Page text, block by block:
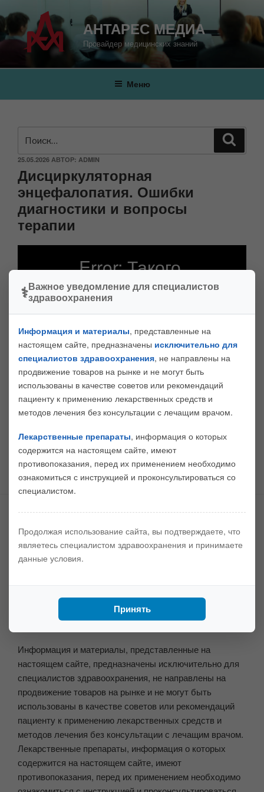
Важное уведомление для специалистов
здравоохранения
Информация и материалы, представленные на
настоящем сайте, предназначены исключительно для
специалистов здравоохранения, не направлены на
продвижение товаров на рынке и не могут быть
использованы в качестве советов или рекомендаций
пациенту к применению лекарственных средств и
методов лечения без консультации с лечащим врачом.
Лекарственные препараты, информация о которых
содержится на настоящем сайте, имеют
противопоказания, перед их применением необходимо
ознакомиться с инструкцией и проконсультироваться со
специалистом.
Продолжая использование сайта, вы подтверждаете, что
являетесь специалистом здравоохранения и принимаете
данные условия.
Принять
АНТАРЕС МЕДИА
Провайдер медицинских знаний
Меню
25.05.2026 АВТОР: ADMIN
Дисциркуляторная
энцефалопатия. Ошибки
диагностики и вопросы
терапии
Лектор
: Литвиненко И.В., д.м.н., профессор, начальник
кафедры нервных болезней Военно-медицинской
академии имени С.М. Кирова
© Antares Media 2017-2026. Все права защищены.
Информация и материалы, представленные на
настоящем сайте, предназначены исключительно для
специалистов здравоохранения, не направлены на
продвижение товаров на рынке и не могут быть
использованы в качестве советов или рекомендаций
пациенту к применению лекарственных средств и
методов лечения без консультации с лечащим врачом.
Лекарственные препараты, информация о которых
содержится на настоящем сайте, имеют
противопоказания, перед их применением необходимо